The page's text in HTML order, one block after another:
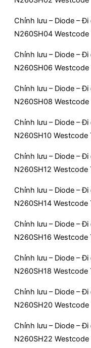
Chỉnh lưu – Diode –
N260SH04
Chỉnh lưu – Diode –
N260SH06
Chỉnh lưu – Diode –
N260SH08
Chỉnh lưu – Diode –
N260SH10
Chỉnh lưu – Diode –
N260SH12
Chỉnh lưu – Diode –
N260SH14
Chỉnh lưu – Diode –
N260SH16
Chỉnh lưu – Diode –
N260SH18
Chỉnh lưu – Diode –
N260SH20
Chỉnh lưu – Diode –
N260SH22